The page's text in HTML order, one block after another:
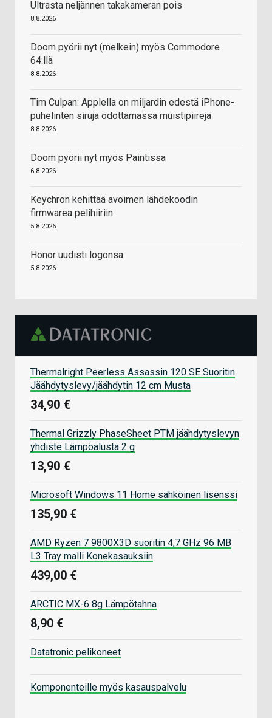
Ultrasta neljännen takakameran pois
8.8.2026
Doom pyörii nyt (melkein) myös Commodore
64:llä
8.8.2026
Tim Culpan: Applella on miljardin edestä iPhone-
puhelinten siruja odottamassa muistipiirejä
8.8.2026
Doom pyörii nyt myös Paintissa
6.8.2026
Keychron kehittää avoimen lähdekoodin
firmwarea pelihiiriin
5.8.2026
Honor uudisti logonsa
5.8.2026
Thermalright Peerless Assassin 120 SE Suoritin
Jäähdytyslevy/jäähdytin 12 cm Musta
34,90 €
Thermal Grizzly PhaseSheet PTM jäähdytyslevyn
yhdiste Lämpöalusta 2 g
13,90 €
Microsoft Windows 11 Home sähköinen lisenssi
135,90 €
AMD Ryzen 7 9800X3D suoritin 4,7 GHz 96 MB
L3 Tray malli Konekasauksiin
439,00 €
ARCTIC MX-6 8g Lämpötahna
8,90 €
Datatronic pelikoneet
Komponenteille myös kasauspalvelu